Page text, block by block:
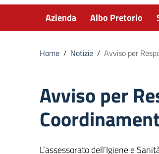
Submenu
Azienda Albo Pretorio
Home / Notizie / Avviso per
Avviso per
L’assessorato dell’Igiene e